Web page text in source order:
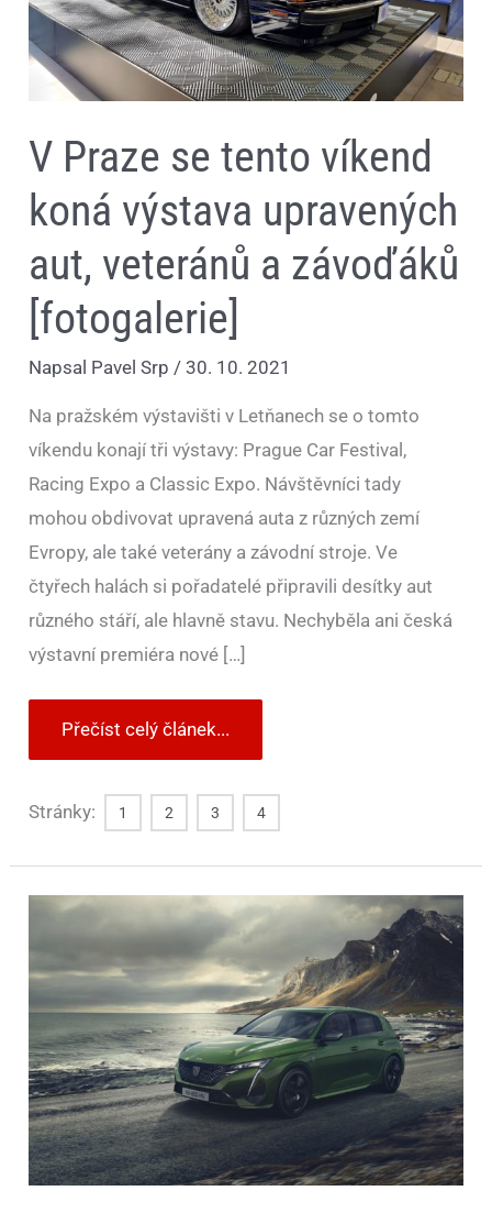
V Praze se tento víkend
koná výstava upravených
aut, veteránů a závoďáků
[fotogalerie]
Napsal Pavel Srp /30. 10. 2021
Na pražském výstavišti v Letňanech se o tomto
víkendu konají tři výstavy: Prague Car Festival,
Racing Expo a Classic Expo. Návštěvníci tady
mohou obdivovat upravená auta z různých zemí
Evropy, ale také veterány a závodní stroje. Ve
čtyřech halách si pořadatelé připravili desítky aut
různého stáří, ale hlavně stavu. Nechyběla ani česká
výstavní premiéra nové […]
aut,
veteránů
a
závoďáků
[fotogalerie]
Přečíst celý článek...
Stránky: 1 2 3 4
Nový
Peugeot
308
mít
českou
premiéru
30.
října
na
výstavě
Prague
Car
Festival